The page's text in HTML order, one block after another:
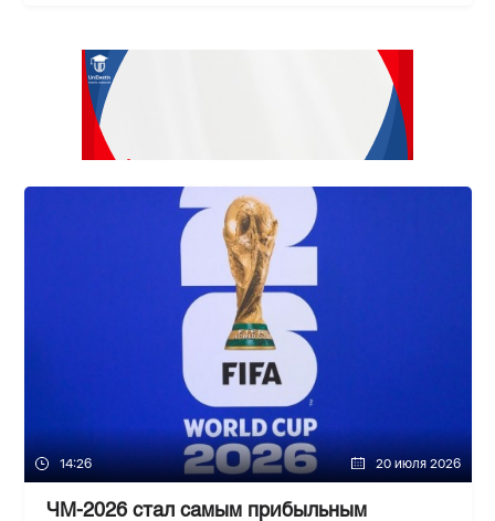
14:26 20 июля 2026
ЧМ-2026 стал самым прибыльным